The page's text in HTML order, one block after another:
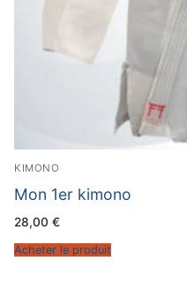
KIMONO
Mon 1er kimono
28,00 €
Acheter le produit